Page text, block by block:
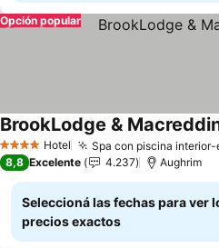
Opción popular
4 EstrellasHotel Spa con piscina interior-
BrookLodge &
8,8 Excelente 4.237 Aughrim
Seleccioná las fechas para ver
precios exactos